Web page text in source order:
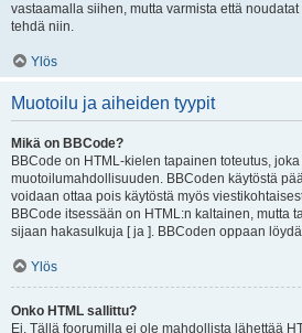
vastaamalla siihen, mutta varmista että
tehdä niin.
Ylös
Muotoilu ja aiheiden tyypit
Mikä on BBCode?
BBCode on HTML-kielen tapainen toteutus,
muotoilumahdollisuuden. BBCoden käytöstä
voidaan ottaa pois käytöstä myös
BBCode itsessään on HTML:n kaltainen, mutta
sijaan hakasulkuja [ ja ]. BBCoden oppaan
Ylös
Onko HTML sallittu?
Ei. Tällä foorumilla ei ole mahdollista lähettää